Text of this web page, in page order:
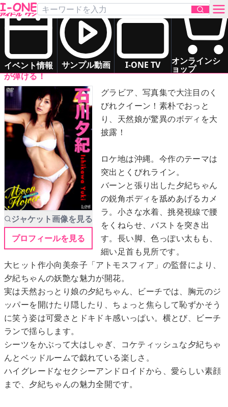
イベント情報 サンプル動画 I-ONE TV オンラインシ
ョップ
お問い合わせ
TOP
DVD
Blu-ray
サンプル動画
イベント情報
アイドル一覧
メニュー
▶発売中
▶新作
▶次回作
▶制作中
▶ 発売年月日
石川 夕紀
「Moon Flower （ムーンフラワー）」
B・W差50センチのくびれボディ！105センチ「H」カップ
が弾ける！
ジャケット画像を見る
プロフィールを見る
グラビア、写真集で大注目のく
びれクイーン！素朴でおっと
り、天然娘が驚異のボディを大
披露！
ロケ地は沖縄。今作のテーマは
突出とくびれライン。
バーンと張り出した夕紀ちゃん
の鋭角ボディを舐めあげるカメ
ラ。小さな水着、挑発視線で腰
をくねらせ、バストを突き出
す。長い脚、色っぽい太もも、
細い足首も見所です。
大ヒット作小向美奈子「アトモスフィア」の監督により、
夕紀ちゃんの妖艶な魅力が開花。
実は天然おっとり娘の夕紀ちゃん、ビーチでは、胸元のジ
ッパーを開けたり隠したり、ちょっと焦らして恥ずかそう
に笑う姿は可愛さとドキドキ感いっぱい。横とび、ビーチ
ランで揺らします。
シーツをかぶって大はしゃぎ、コケティッシュな夕紀ちゃ
んとベッドルームで戯れている楽しさ。
ハイグレードなセクシーアンドロイドから、愛らしい素顔
まで、夕紀ちゃんの魅力全開です。